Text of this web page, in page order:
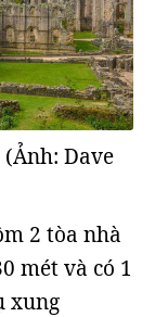
Dave
2 tòa nhà
mét và có 1
xung